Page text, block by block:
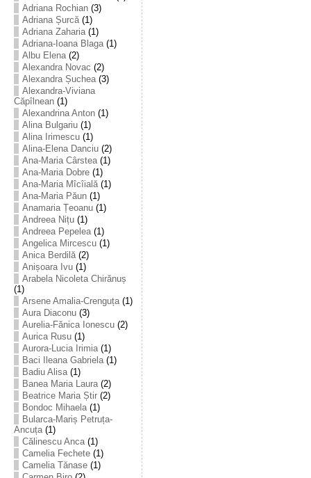
Adriana Rochian(3)
Adriana Șurcă(1)
Adriana Zaharia(1)
Adriana-Ioana Blaga(1)
Albu Elena(2)
Alexandra Novac (2)
Alexandra Șuchea(3)
Alexandra-Viviana
Căpîlnean(1)
Alexandrina Anton(1)
Alina Bulgariu(1)
Alina Irimescu(1)
Alina-Elena Danciu(2)
Ana-Maria Cârstea(1)
Ana-Maria Dobre(1)
Ana-Maria Mîcîială(1)
Ana-Maria Păun(1)
Anamaria Țeoanu(1)
Andreea Nițu(1)
Andreea Pepelea(1)
Angelica Mircescu(1)
Anica Berdilă(2)
Anișoara Ivu(1)
Arabela Nicoleta Chirănuș
(1)
Arsene Amalia-Crenguța(1)
Aura Diaconu(3)
Aurelia-Fănica Ionescu(2)
Aurica Rusu(1)
Aurora-Lucia Irimia(1)
Baci Ileana Gabriela(1)
Badiu Alisa(1)
Banea Maria Laura(2)
Beatrice Maria Știr(2)
Bondoc Mihaela(1)
Bularca-Mariș Petruța-
Ancuța(1)
Călinescu Anca(1)
Camelia Fechete(1)
Camelia Tănase(1)